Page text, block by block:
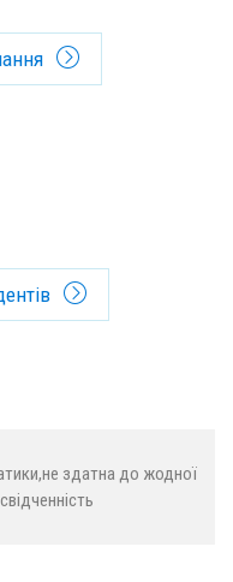
здатна до жодної